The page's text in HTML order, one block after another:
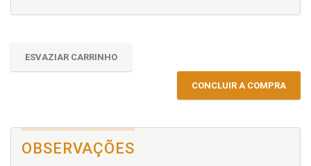
ESVAZIAR CARRINHO
CONCLUIR A COMPRA
OBSERVAÇÕES